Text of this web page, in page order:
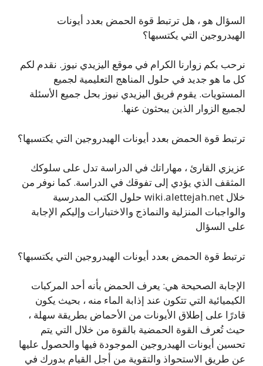
السؤال هو ، هل ترتبط قوة الحمض بعدد أيونات
الهيدروجين التي يكتسبها؟
نرحب بكم زوارنا الكرام في موقع اليزيدي نيوز. نقدم لكم
كل ما هو جديد في حلول المناهج التعليمية لجميع
المستويات. يقوم فريق اليزيدي نيوز بحل جميع الأسئلة
لجميع الزوار الذين يبحثون عنها.
ترتبط قوة الحمض بعدد أيونات الهيدروجين التي يكتسبها؟
عزيزي القارئ ، مهاراتك في الدراسة تدل على سلوكك
المثقف الذي يؤدي إلى تفوقك في الدراسة. كما نوفر من
خلال wiki.alettejah.net حلول الكتب المدرسية
والواجبات المنزلية والنماذج والاختبارات وإليكم الإجابة
على السؤال
ترتبط قوة الحمض بعدد أيونات الهيدروجين التي يكتسبها؟
الإجابة الصحيحة هي: يعرف الحمض بأنه أحد المركبات
الكيميائية التي تتكون عند إذابة الماء منه ، بحيث يكون
قادرًا على إطلاق الأيونات من الأحماض بطريقة سهلة ،
حيث تُعرف القوة الحمضية بالقوة من خلال التي يتم
تحسين أيونات الهيدروجين الموجودة فيها والحصول عليها
عن طريق الاستحواذ والتقوية من أجل القيام بدورك في